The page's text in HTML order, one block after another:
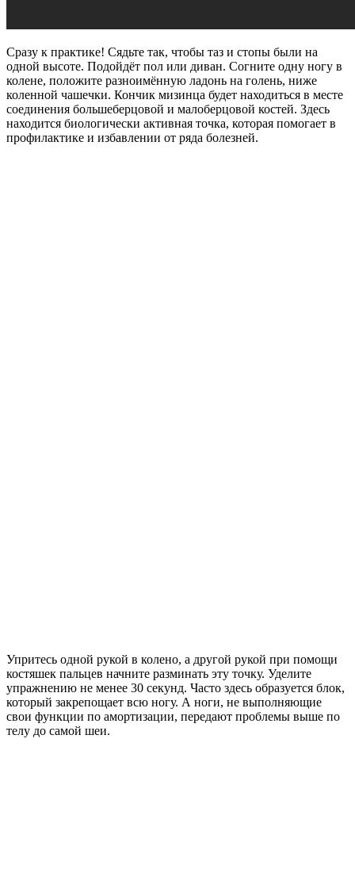
Сразу к практике! Сядьте так, чтобы таз и стопы были на
одной высоте. Подойдёт пол или диван. Согните одну ногу в
колене, положите разноимённую ладонь на голень, ниже
коленной чашечки. Кончик мизинца будет находиться в месте
соединения большеберцовой и малоберцовой костей. Здесь
находится биологически активная точка, которая помогает в
профилактике и избавлении от ряда болезней.
Упритесь одной рукой в колено, а другой рукой при помощи
костяшек пальцев начните разминать эту точку. Уделите
упражнению не менее 30 секунд. Часто здесь образуется блок,
который закрепощает всю ногу. А ноги, не выполняющие
свои функции по амортизации, передают проблемы выше по
телу до самой шеи.